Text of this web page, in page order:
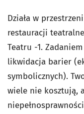
Działa w
restauracji
Teatru -1.
likwidacja barier
symbolicznych).
wiele nie kosztują,